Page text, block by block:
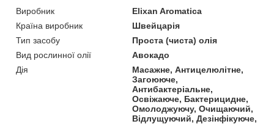
Виробник
Elixan Aromatica
Країна виробник
Швейцарія
Тип засобу
Проста (чиста) олія
Вид рослинної олії
Авокадо
Дія
Масажне, Антицелюлітне,
Загоююче,
Антибактеріальне,
Освіжаюче, Бактерицидне,
Омолоджуючу, Очищаючий,
Відлущуючий, Дезінфікуюче,